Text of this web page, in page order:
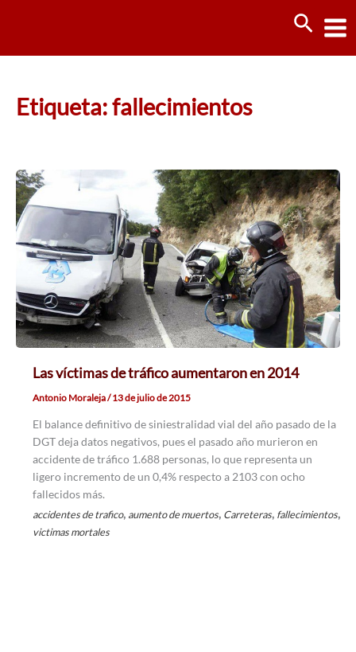
Etiqueta: fallecimientos
Las víctimas de tráfico aumentaron en 2014
Antonio Moraleja/13 de julio de 2015
El balance definitivo de siniestralidad vial del año pasado de la
DGT deja datos negativos, pues el pasado año murieron en
accidente de tráfico 1.688 personas, lo que representa un
ligero incremento de un 0,4% respecto a 2103 con ocho
fallecidos más.
accidentes de trafico, aumento de muertos, Carreteras, fallecimientos,
victimas mortales